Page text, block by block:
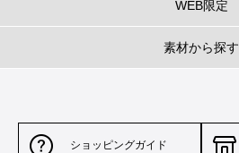
WEB限定
素材から探す
ショッピングガイド